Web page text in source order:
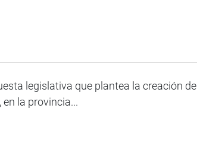
legislativa que plantea la creación de
la provincia...